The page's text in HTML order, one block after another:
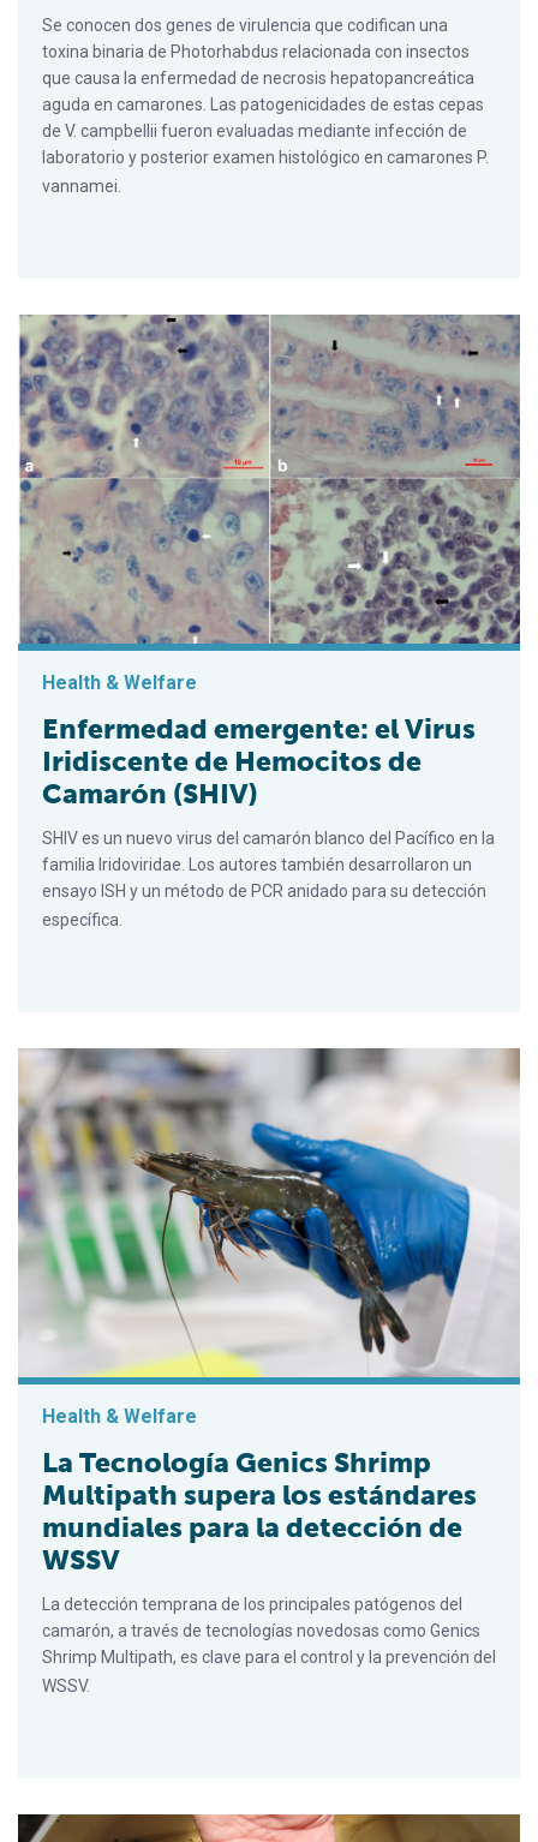
Se conocen dos genes de virulencia que codifican una
toxina binaria de Photorhabdus relacionada con insectos
que causa la enfermedad de necrosis hepatopancreática
aguda en camarones. Las patogenicidades de estas cepas
de V. campbellii fueron evaluadas mediante infección de
laboratorio y posterior examen histológico en camarones P.
vannamei.
Health & Welfare
Enfermedad emergente: el Virus
Iridiscente de Hemocitos de
Camarón (SHIV)
SHIV es un nuevo virus del camarón blanco del Pacífico en la
familia Iridoviridae. Los autores también desarrollaron un
ensayo ISH y un método de PCR anidado para su detección
específica.
Health & Welfare
La Tecnología Genics Shrimp
Multipath supera los estándares
mundiales para la detección de
WSSV
La detección temprana de los principales patógenos del
camarón, a través de tecnologías novedosas como Genics
Shrimp Multipath, es clave para el control y la prevención del
WSSV.